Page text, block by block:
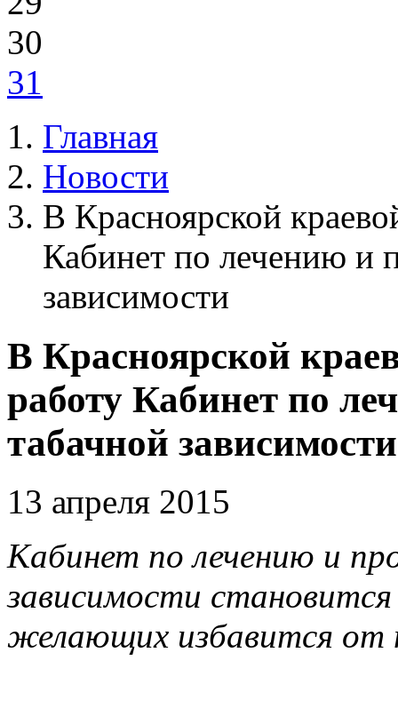
30
31
Главная
Новости
В Красноярской
Кабинет по лечению и
зависимости
В Красноярской
работу Кабинет по
табачной зависимости
13 апреля 2015
Кабинет по лечению и
зависимости
желающих избавится от